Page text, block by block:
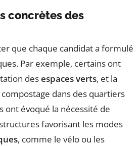
concrètes des
que chaque candidat a formulé
Par exemple, certains ont
desespaces verts, et la
dans des quartiers
ont évoqué la nécessité de
favorisant les modes
, comme le vélo ou les